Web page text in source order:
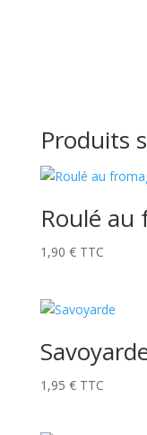
Produits
Roulé au
1,90 € TTC
1,95 € TTC